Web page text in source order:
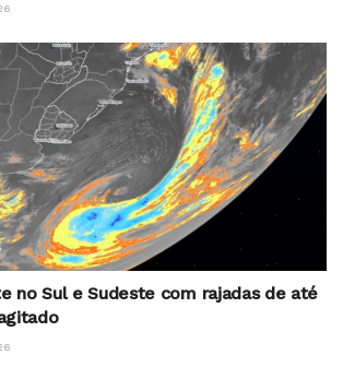
no Sul e Sudeste com rajadas de até